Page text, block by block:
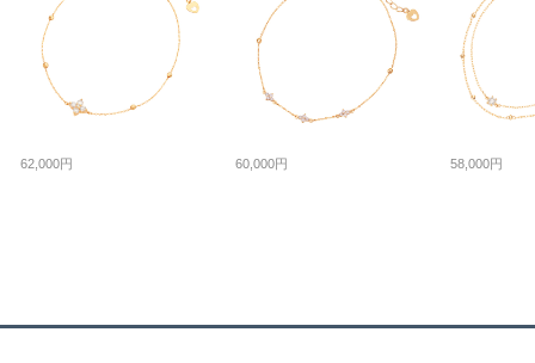
62,000円 60,000円 58,000円